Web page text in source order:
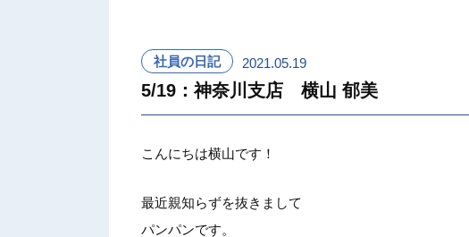
社員の日記 2021.05.19
5/19：神奈川支店 横山 郁美
こんにちは横山です！
最近親知らずを抜きまして
パンパンです。